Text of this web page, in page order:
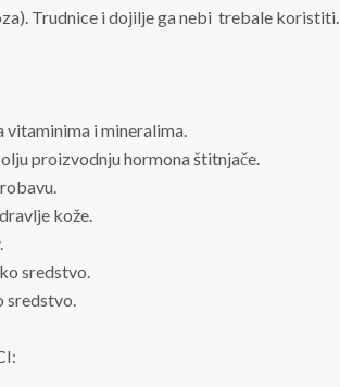
Trudnice i dojilje ga nebi trebale koristiti.
vitaminima i mineralima.
proizvodnju hormona štitnjače.
kože.
sredstvo.
sredstvo.